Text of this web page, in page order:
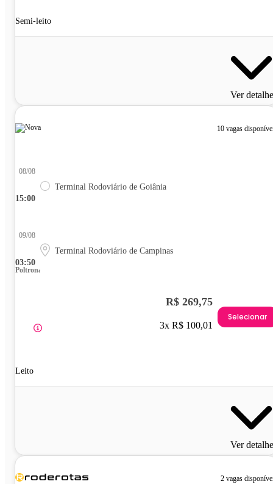
Semi-leito
Ver
10 vagas
15:00
08/08
Terminal Rodoviário de Goiânia
03:50
09/08
Terminal Rodoviário de Campinas
Poltrona
Leito
R$ 269,75
3x R$ 100,01
Selecionar
Ver
2 vagas